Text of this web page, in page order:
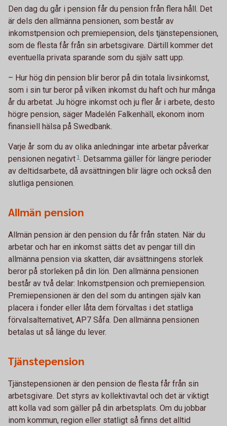
Den dag du går i pension får du pension från flera håll. Det
är dels den allmänna pensionen, som består av
inkomstpension och premiepension, dels tjänstepensionen,
som de flesta får från sin arbetsgivare. Därtill kommer det
eventuella privata sparande som du själv satt upp.
– Hur hög din pension blir beror på din totala livsinkomst,
som i sin tur beror på vilken inkomst du haft och hur många
år du arbetat. Ju högre inkomst och ju fler år i arbete, desto
högre pension, säger Madelén Falkenhäll, ekonom inom
finansiell hälsa på Swedbank.
Varje år som du av olika anledningar inte arbetar påverkar
pensionen negativt 1. Detsamma gäller för längre perioder
av deltidsarbete, då avsättningen blir lägre och också den
slutliga pensionen.
Allmän pension
Allmän pension är den pension du får från staten. När du
arbetar och har en inkomst sätts det av pengar till din
allmänna pension via skatten, där avsättningens storlek
beror på storleken på din lön. Den allmänna pensionen
består av två delar: Inkomstpension och premiepension.
Premiepensionen är den del som du antingen själv kan
placera i fonder eller låta dem förvaltas i det statliga
förvalsalternativet, AP7 Såfa. Den allmänna pensionen
betalas ut så länge du lever.
Tjänstepension
Tjänstepensionen är den pension de flesta får från sin
arbetsgivare. Det styrs av kollektivavtal och det är viktigt
att kolla vad som gäller på din arbetsplats. Om du jobbar
inom kommun, region eller statligt så finns det alltid